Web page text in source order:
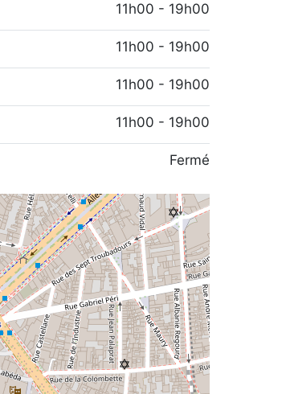
11h00 - 19h00
11h00 - 19h00
11h00 - 19h00
11h00 - 19h00
Fermé